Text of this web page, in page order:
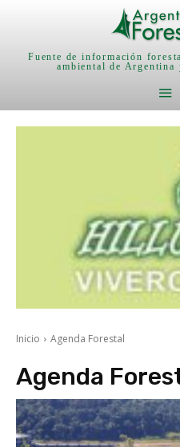
Fuente de información
ambiental de Argentina
Inicio Agenda Forestal
Agenda